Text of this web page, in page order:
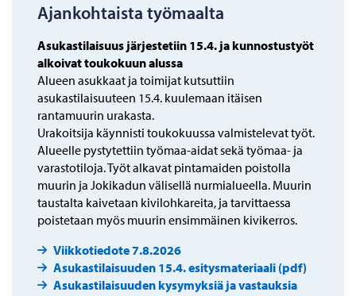
Ajankohtaista työmaalta
Asukastilaisuus järjestetiin 15.4. ja kunnostustyöt
alkoivat toukokuun alussa
Alueen asukkaat ja toimijat kutsuttiin
asukastilaisuuteen 15.4. kuulemaan itäisen
rantamuurin urakasta.
Urakoitsija käynnisti toukokuussa valmistelevat työt.
Alueelle pystytettiin työmaa-aidat sekä työmaa- ja
varastotiloja. Työt alkavat pintamaiden poistolla
muurin ja Jokikadun välisellä nurmialueella. Muurin
taustalta kaivetaan kivilohkareita, ja tarvittaessa
poistetaan myös muurin ensimmäinen kivikerros.
Viikkotiedote 7.8.2026
Asukastilaisuuden 15.4. esitysmateriaali (pdf)
Asukastilaisuuden kysymyksiä ja vastauksia